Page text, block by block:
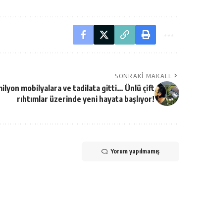
SONRAKI MAKALE
mobilyalara ve tadilata gitti… Ünlü çift
rıhtımlar üzerinde yeni hayata başlıyor!
Yorum yapılmamış